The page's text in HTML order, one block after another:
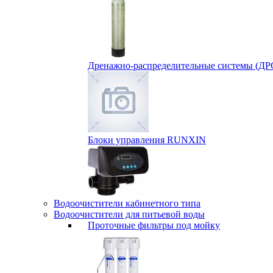
Дренажно-распределительные системы
Блоки управления RUNXIN
Водоочистители кабинетного типа
Водоочистители для питьевой воды
Проточные фильтры под мойку